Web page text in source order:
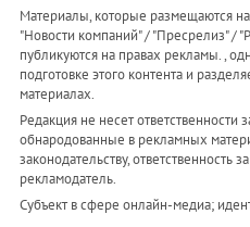
Материалы, которые размещаются
"Новости компаний" / "Пресрелиз" /
публикуются на правах рекламы. ,
подготовке этого контента и
материалах.
Редакция не несет
обнародованные в рекламных
законодательству, ответственность
рекламодатель.
Субъект в сфере онлайн-медиа;